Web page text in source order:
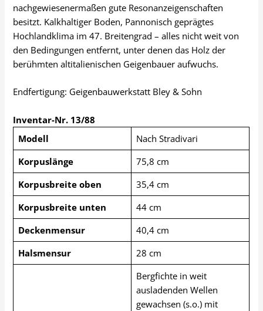
nachgewiesenermaßen gute Resonanzeigenschaften
besitzt. Kalkhaltiger Boden, Pannonisch geprägtes
Hochlandklima im 47. Breitengrad – alles nicht weit von
den Bedingungen entfernt, unter denen das Holz der
berühmten altitalienischen Geigenbauer aufwuchs.
Endfertigung: Geigenbauwerkstatt Bley & Sohn
Inventar-Nr. 13/88
Modell
Nach Stradivari
Korpuslänge
75,8 cm
Korpusbreite oben
35,4 cm
Korpusbreite unten
44 cm
Deckenmensur
40,4 cm
Halsmensur
28 cm
Bergfichte in weit
ausladenden Wellen
gewachsen (s.o.) mit